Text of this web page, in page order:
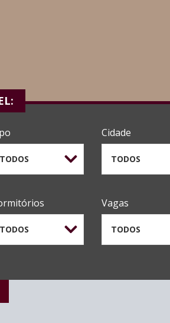
TODOS
Cidade
TODOS
TODOS
Vagas
TODOS